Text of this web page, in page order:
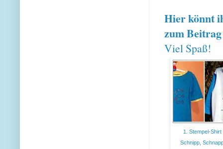
Hier könnt
zum
Viel Spaß!
1. Stempel-Shirt
Schnipp,